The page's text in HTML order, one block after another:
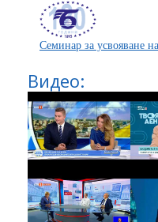
Семинар за усвояване
Видео: